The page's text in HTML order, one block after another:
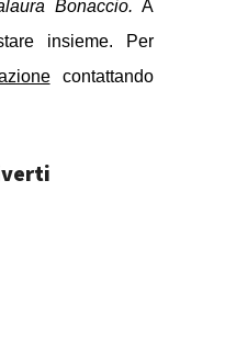
Bonaccio. A
insieme.
Per